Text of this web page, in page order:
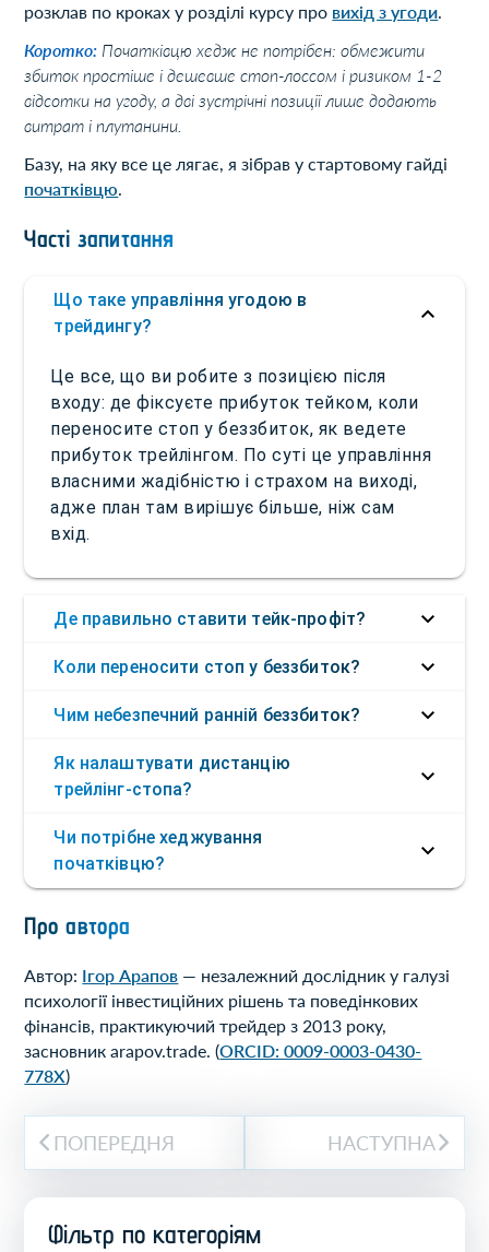
розклав по кроках у розділі курсу про вихід з угоди.
Коротко: Початківцю хедж не потрібен: обмежити
збиток простіше і дешевше стоп-лоссом і ризиком 1-2
відсотки на угоду, а дві зустрічні позиції лише додають
витрат і плутанини.
Базу, на яку все це лягає, я зібрав у стартовому гайді
початківцю.
Часті запитання
Що таке управління угодою в
трейдингу?
Це все, що ви робите з позицією після
входу: де фіксуєте прибуток тейком, коли
переносите стоп у беззбиток, як ведете
прибуток трейлінгом. По суті це управління
власними жадібністю і страхом на виході,
адже план там вирішує більше, ніж сам
вхід.
Де правильно ставити тейк-профіт?
Коли переносити стоп у беззбиток?
Чим небезпечний ранній беззбиток?
Як налаштувати дистанцію
трейлінг-стопа?
Чи потрібне хеджування
початківцю?
Про автора
Автор: Ігор Арапов — незалежний дослідник у галузі
психології інвестиційних рішень та поведінкових
фінансів, практикуючий трейдер з 2013 року,
засновник arapov.trade. (ORCID: 0009-0003-0430-
778X)
ПОПЕРЕДНЯ НАСТУПНА
Фiльтр по категорiям